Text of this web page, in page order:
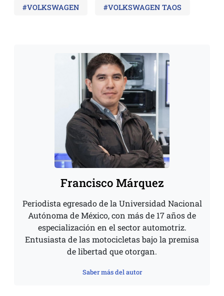
#VOLKSWAGEN #VOLKSWAGEN TAOS
Francisco Márquez
Periodista egresado de la Universidad Nacional
Autónoma de México, con más de 17 años de
especialización en el sector automotriz.
Entusiasta de las motocicletas bajo la premisa
de libertad que otorgan.
Saber más del autor